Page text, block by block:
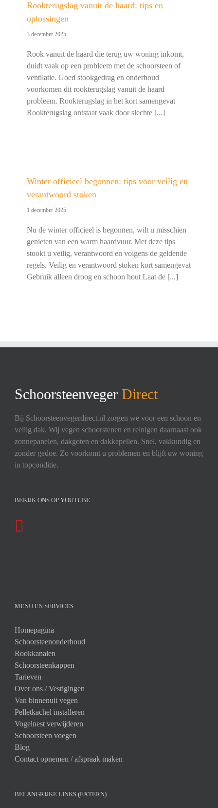
Rookterugslag vanuit de haard: tips en
oplossingen
3 december 2025
Rook vanuit de haard die terug uw woning inkomt,
duidt vaak op een probleem met de schoorsteen of
ventilatie. Goed stookgedrag en onderhoud
voorkomen dit rookterugslag vanuit de haard
probleem. Rookterugslag in het kort samengevat
Rookterugslag ontstaat vaak door slechte [...]
Winter officieel begonnen: tips voor veilig en
verantwoord stoken
1 december 2025
Nu de winter officieel is begonnen, wilt u misschien
genieten van een warm haardvuur. Met deze tips
stookt u veilig, verantwoord en volgens de geldende
regels. Veilig en verantwoord stoken kort samengevat
Gebruik alleen droog en schoon hout Laat de [...]
Schoorsteenveger Direct
Bij Schoorsteenvegerdirect.nl zorgen we voor een schoon en
veilig dak. Wij vegen schoorstenen en reinigen daarnaast ook
zonnepanelen, dakgoten en dakkapellen. Snel, vakkundig en
zonder gedoe. Zo voorkomt u problemen en blijft uw woning
in topconditie.
BEKIJK ONS OP YOUTUBE
MENU EN SERVICES
Homepagina
Schoorsteenonderhoud
Rookkanalen
Schoorsteenkappen
Tarieven
Over ons /Vestigingen
Van binnenuit vegen
Pelletkachel installeren
Vogelnest verwijderen
Schoorsteen voegen
Blog
Contact opnemen / afspraak maken
BELANGRIJKE LINKS (EXTERN)